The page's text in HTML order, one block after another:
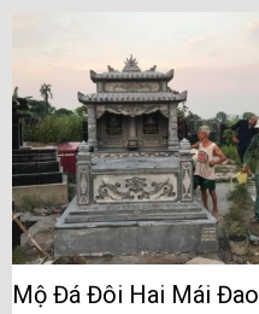
Mộ Đá Đôi Hai Mái Đao